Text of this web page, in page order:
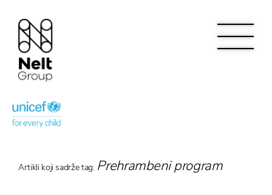
Artikli koji sadrže tag: Prehrambeni program